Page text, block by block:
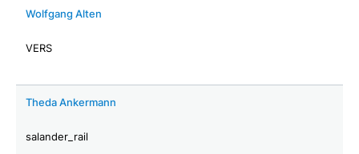
Wolfgang Alten
VERS
Theda Ankermann
salander_rail